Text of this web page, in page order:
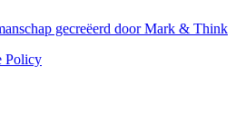
gecreëerd door Mark & Think
Policy